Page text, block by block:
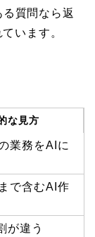
質問なら返
います。
な見方
業務をAIに
で含むAI作
が違う